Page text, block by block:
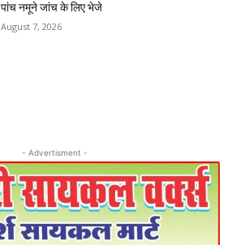
पांच नमूने जांच के लिए भेजे
August 7, 2026
- Advertisment -